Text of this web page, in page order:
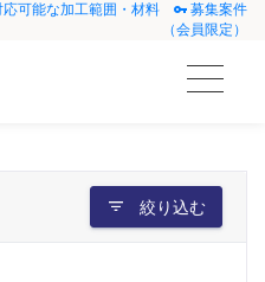
可能な加工範囲・材料
募集案件
（会員限定）
絞り込む